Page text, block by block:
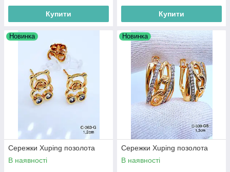
Купити Купити
Новинка
Сережки Xuping позолота
В наявності
Новинка
Сережки Xuping позолота
В наявності